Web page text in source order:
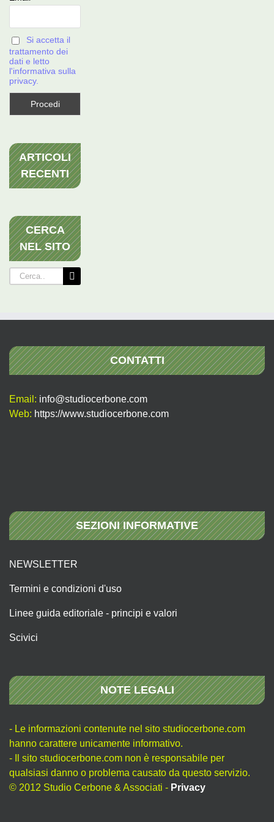
Si accetta il
trattamento dei
dati e letto
l'informativa sulla
privacy.
ARTICOLI
RECENTI
CERCA
NEL SITO
Cerca
per:
CONTATTI
Email: info@studiocerbone.com
Web: https://www.studiocerbone.com
SEZIONI INFORMATIVE
NEWSLETTER
Termini e condizioni d'uso
Linee guida editoriale - principi e valori
Scivici
NOTE LEGALI
- Le informazioni contenute nel sito studiocerbone.com
hanno carattere unicamente informativo.
- Il sito studiocerbone.com non è responsabile per
qualsiasi danno o problema causato da questo servizio.
© 2012 Studio Cerbone & Associati - Privacy